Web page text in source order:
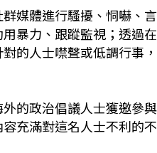
媒體進行騷擾、恫嚇、
暴力、跟蹤監視；透過
的人士噤聲或低調行事
的政治倡議人士獲邀參
充滿對這名人士不利的